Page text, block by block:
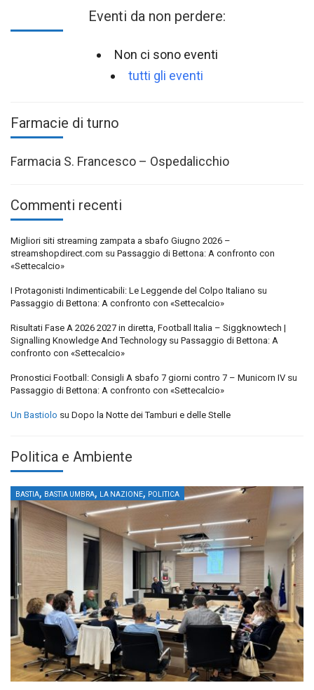
Eventi da non perdere:
Non ci sono eventi
tutti gli eventi
Farmacie di turno
Farmacia S. Francesco – Ospedalicchio
Commenti recenti
Migliori siti streaming zampata a sbafo Giugno 2026 –
streamshopdirect.com su Passaggio di Bettona: A confronto con
«Settecalcio»
I Protagonisti Indimenticabili: Le Leggende del Colpo Italiano su
Passaggio di Bettona: A confronto con «Settecalcio»
Risultati Fase A 2026 2027 in diretta, Football Italia – Siggknowtech |
Signalling Knowledge And Technology su Passaggio di Bettona: A
confronto con «Settecalcio»
Pronostici Football: Consigli A sbafo 7 giorni contro 7 – Municorn IV su
Passaggio di Bettona: A confronto con «Settecalcio»
Un Bastiolo su Dopo la Notte dei Tamburi e delle Stelle
Politica e Ambiente
BASTIA, BASTIA UMBRA, LA NAZIONE, POLITICA